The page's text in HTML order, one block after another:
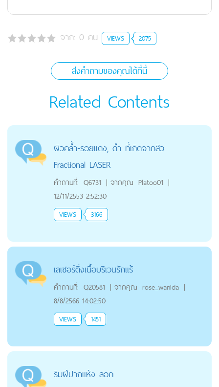
จาก: 0 คน VIEWS 2075
ส่งคำถามของคุณได้ที่นี่
Related Contents
ผิวคล้ำ-รอยแดง, ดำ ที่เกิดจากสิว
Fractional LASER
คำถามที่: Q6731 | จากคุณ Platoo01 |
12/11/2553 2:52:30
VIEWS 3166
เลเซอร์ติ่งเนื้อบริเวนรักแร้
คำถามที่: Q20581 | จากคุณ rose_wanida |
8/8/2566 14:02:50
VIEWS 1451
ริมฝีปากแห้ง ลอก